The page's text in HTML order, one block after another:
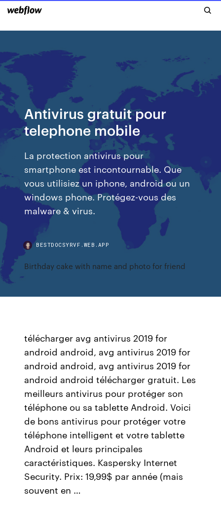
Antivirus gratuit pour
telephone mobile
La protection antivirus pour
smartphone est incontournable. Que
vous utilisiez un iphone, android ou un
windows phone. Protégez-vous des
malware & virus.
BESTDOCSYRVF.WEB.APP
Birthday cake with name and photo for friend
télécharger avg antivirus 2019 for
android android, avg antivirus 2019 for
android android, avg antivirus 2019 for
android android télécharger gratuit. Les
meilleurs antivirus pour protéger son
téléphone ou sa tablette Android. Voici
de bons antivirus pour protéger votre
téléphone intelligent et votre tablette
Android et leurs principales
caractéristiques. Kaspersky Internet
Security. Prix: 19,99$ par année (mais
souvent en …